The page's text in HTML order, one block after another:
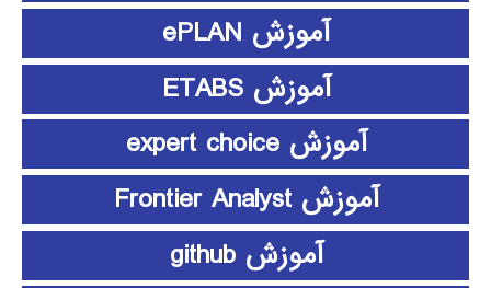
آموزش ePLAN
آموزش ETABS
آموزش expert choice
آموزش Frontier Analyst
آموزش github